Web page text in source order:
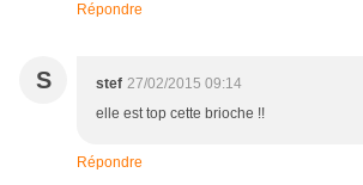
Répondre
S stef 27/02/2015 09:14
elle est top cette brioche !!
Répondre